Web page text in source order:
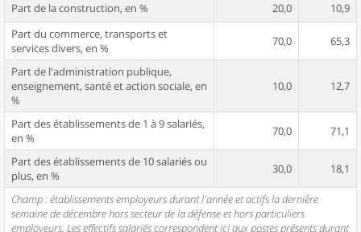
Part de la construction, en %
20,0
10,9
Part du commerce, transports et
services divers, en %
70,0 65,3
Part de l'administration publique,
enseignement, santé et action sociale, en
%
10,0 12,7
Part des établissements de 1 à 9 salariés,
en %
70,0 71,1
Part des établissements de 10 salariés ou
plus, en %
30,0 18,1
Champ : établissements employeurs durant l'année et actifs la dernière
semaine de décembre hors secteur de la défense et hors particuliers
employeurs. Les effectifs salariés correspondent ici aux postes présents durant